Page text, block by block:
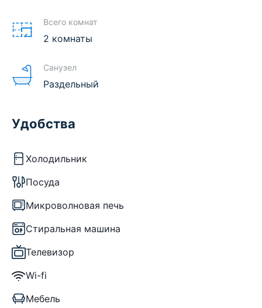
Всего комнат
2 комнаты
Санузел
Раздельный
Удобства
Холодильник
Посуда
Микроволновая печь
Стиральная машина
Телевизор
Wi-fi
Мебель